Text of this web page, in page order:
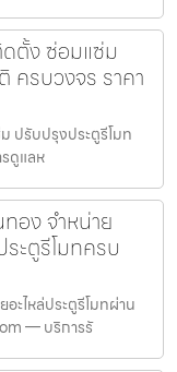
ตั้ง ซ่อมแซ่ม
ครบวงจร ราคา
ปรับปรุงประตูรีโมท
ดูแลห
อง จำหน่าย
ระตูรีโมทครบ
ะไหล่ประตูรีโมทผ่าน
— บริการรั